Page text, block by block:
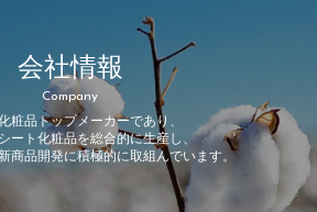
会社情報
Company
粧品トップメーカーであり、
ート化粧品を総合的に生産し、
商品開発に積極的に取組んでいます。